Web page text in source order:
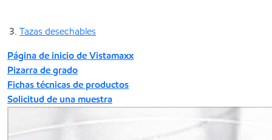
Tazas desechables
Página de inicio de Vistamaxx
Pizarra de grado
Fichas técnicas de productos
Solicitud de una muestra